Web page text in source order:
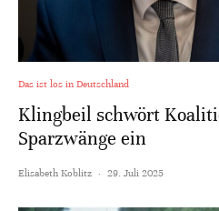
Das ist los in Deutschland
Klingbeil schwört
Sparzwänge ein
Elisabeth Koblitz · 29. Juli 2025